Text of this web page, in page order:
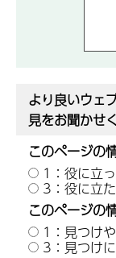
より良いウェ
見をお聞かせ
このページの
1：役に立
3：役に立
このページの
1：見つけ
3：見つけ